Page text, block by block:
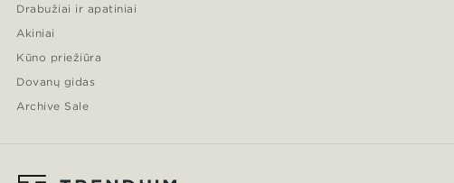
Drabužiai ir apatiniai
Akiniai
Kūno priežiūra
Dovanų gidas
Archive Sale